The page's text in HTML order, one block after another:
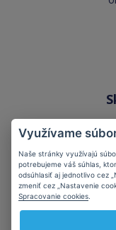
Využívame
Naše stránky využívajú
potrebujeme váš súhlas,
odsúhlasiť aj jednotlivo cez
zmeniť cez „Nastavenie
Spracovanie cookies